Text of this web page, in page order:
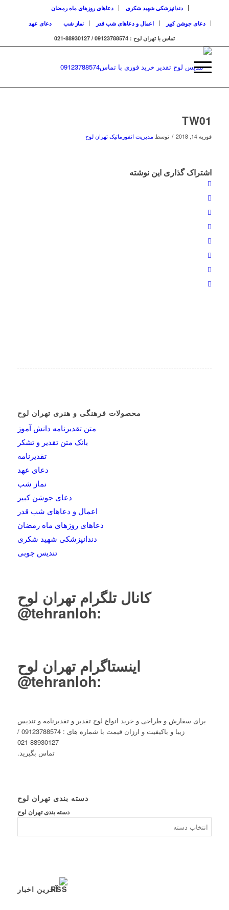
دندانپزشکی شهید شکری
دعاهای روزهای ماه رمضان
دعای جوشن کبیر
اعمال و دعاهای شب قدر نماز شب
دعای عهد
تماس با تهران لوح : 09123788574 / 88930127-021
TW01
فوریه 14, 2018 / توسط مدیریت انفورماتیک تهران لوح
اشتراک گذاری این نوشته
محصولات فرهنگی و هنری تهران لوح
متن تقدیرنامه دانش آموز
بانک متن تقدیر و تشکر
تقدیرنامه
دعای عهد
نماز شب
دعای جوشن کبیر
اعمال و دعاهای شب قدر
دعاهای روزهای ماه رمضان
دندانپزشکی شهید شکری
تندیس چوبی
کانال تلگرام تهران لوح
:
tehranloh@
اینستاگرام تهران لوح
:
tehranloh@
برای سفارش و طراحی و خرید انواع لوح تقدیر و تقدیرنامه و تندیس
زیبا و باکیفیت و ارزان قیمت با شماره های : 09123788574 /
88930127-021
تماس بگیرید.
دسته بندی تهران لوح
دسته بندی تهران لوح
آخرین اخبار